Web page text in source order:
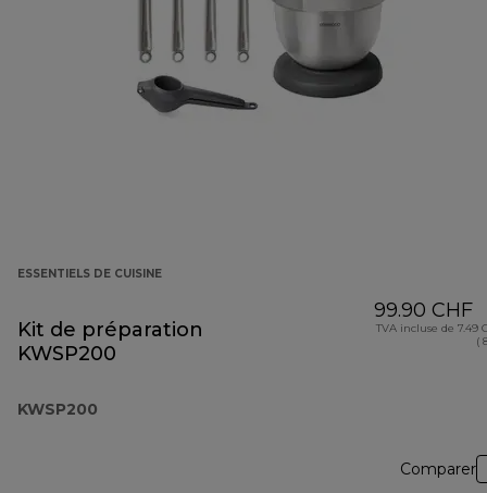
ESSENTIELS DE CUISINE
Kit de préparation
KWSP200
KWSP200
99.90 CHF
TVA incluse de 7.49
(
Comparer